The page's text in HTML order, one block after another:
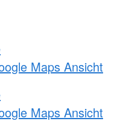
Maps Ansicht
Maps Ansicht